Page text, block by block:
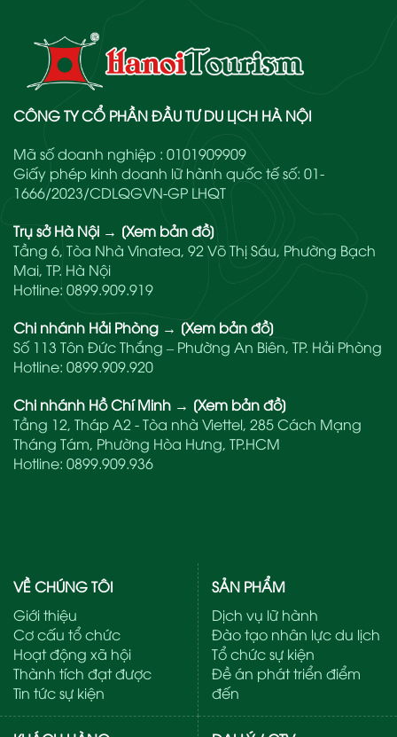
CÔNG TY CỔ PHẦN ĐẦU TƯ DU LỊCH HÀ NỘI
Mã số doanh nghiệp : 0101909909
Giấy phép kinh doanh lữ hành quốc tế số: 01-
1666/2023/CDLQGVN-GP LHQT
Trụ sở Hà Nội → [Xem bản đồ]
Tầng 6, Tòa Nhà Vinatea, 92 Võ Thị Sáu, Phường Bạch
Mai, TP. Hà Nội
Hotline: 0899.909.919
Chi nhánh Hải Phòng → [Xem bản đồ]
Số 113 Tôn Đức Thắng – Phường An Biên, TP. Hải Phòng
Hotline: 0899.909.920
Chi nhánh Hồ Chí Minh → [Xem bản đồ]
Tầng 12, Tháp A2 - Tòa nhà Viettel, 285 Cách Mạng
Tháng Tám, Phường Hòa Hưng, TP.HCM
Hotline: 0899.909.936
VỀ CHÚNG TÔI
Giới thiệu
Cơ cấu tổ chức
Hoạt động xã hội
Thành tích đạt được
Tin tức sự kiện
SẢN PHẨM
Dịch vụ lữ hành
Đào tạo nhân lực du lịch
Tổ chức sự kiện
Đề án phát triển điểm
đến